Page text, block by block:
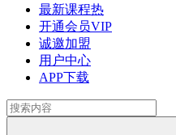
最新课程热
开通会员VIP
诚邀加盟
用户中心
APP下载